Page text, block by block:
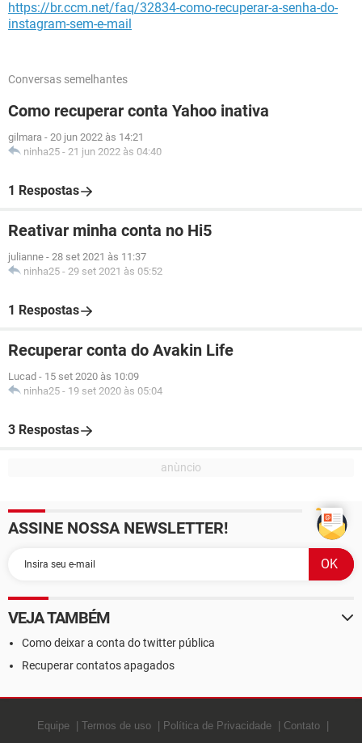
https://br.ccm.net/faq/32834-como-recuperar-a-senha-do-
instagram-sem-e-mail
Conversas semelhantes
Como recuperar conta Yahoo inativa
gilmara - 20 jun 2022 às 14:21
ninha25 - 21 jun 2022 às 04:40
1 Respostas
Reativar minha conta no Hi5
julianne - 28 set 2021 às 11:37
ninha25 - 29 set 2021 às 05:52
1 Respostas
Recuperar conta do Avakin Life
Lucad - 15 set 2020 às 10:09
ninha25 - 19 set 2020 às 05:04
3 Respostas
ASSINE NOSSA NEWSLETTER!
VEJA TAMBÉM
Como deixar a conta do twitter pública
Recuperar contatos apagados
Equipe Termos de uso Política de Privacidade
Contato